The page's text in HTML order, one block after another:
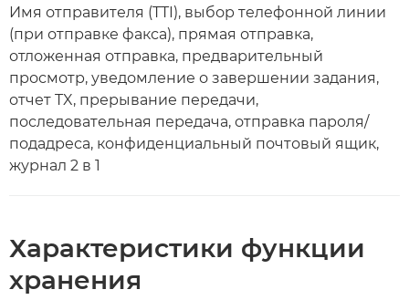
Имя отправителя (TTI), выбор телефонной линии
(при отправке факса), прямая отправка,
отложенная отправка, предварительный
просмотр, уведомление о завершении задания,
отчет TX, прерывание передачи,
последовательная передача, отправка пароля/
подадреса, конфиденциальный почтовый ящик,
журнал 2 в 1
Характеристики функции
хранения